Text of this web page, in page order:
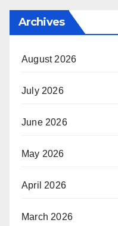
Archives
August 2026
July 2026
June 2026
May 2026
April 2026
March 2026